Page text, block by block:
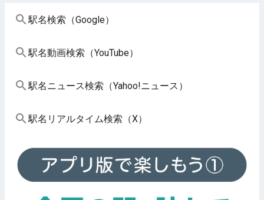
駅名検索（Google）
駅名動画検索（YouTube）
駅名ニュース検索（Yahoo!ニュース）
駅名リアルタイム検索（X）